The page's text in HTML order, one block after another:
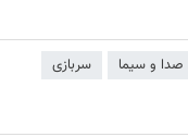
صدا و سیما سربازی